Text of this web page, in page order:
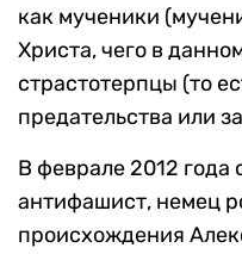
как мученики
Христа, чего в
страстотерпцы (то
предательства или
В феврале 2012 года
антифашист, немец
происхождения